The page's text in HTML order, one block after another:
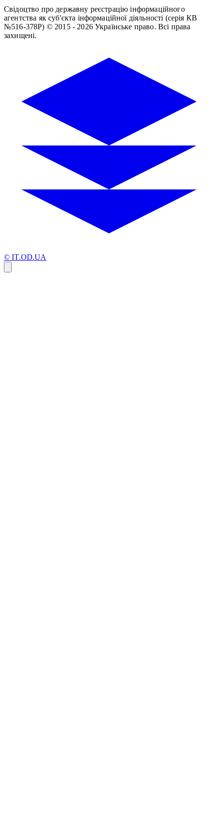
Свідоцтво про державну реєстрацію інформаційного
агентства як суб'єкта інформаційної діяльності (серія КВ
№516-378Р) © 2015 - 2026 Українське право. Всі права
захищені.
© IT.OD.UA